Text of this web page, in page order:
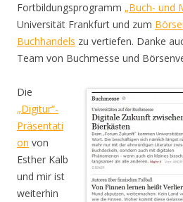
Fortbildungsprogramm „Buch- und
Universität Frankfurt und zum
Buchhandels zu vertiefen. Danke
Team von Buchmesse und
Die
„Digitur“-
Präsentati
on von
Esther Kalb
und mir ist
weiterhin